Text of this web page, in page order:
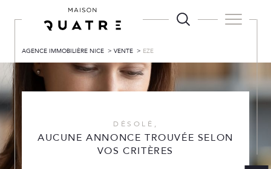
AGENCE IMMOBILIÈRE NICE VENTE EZE
DÉSOLÉ,
AUCUNE ANNONCE TROUVÉE SELON
VOS CRITÈRES